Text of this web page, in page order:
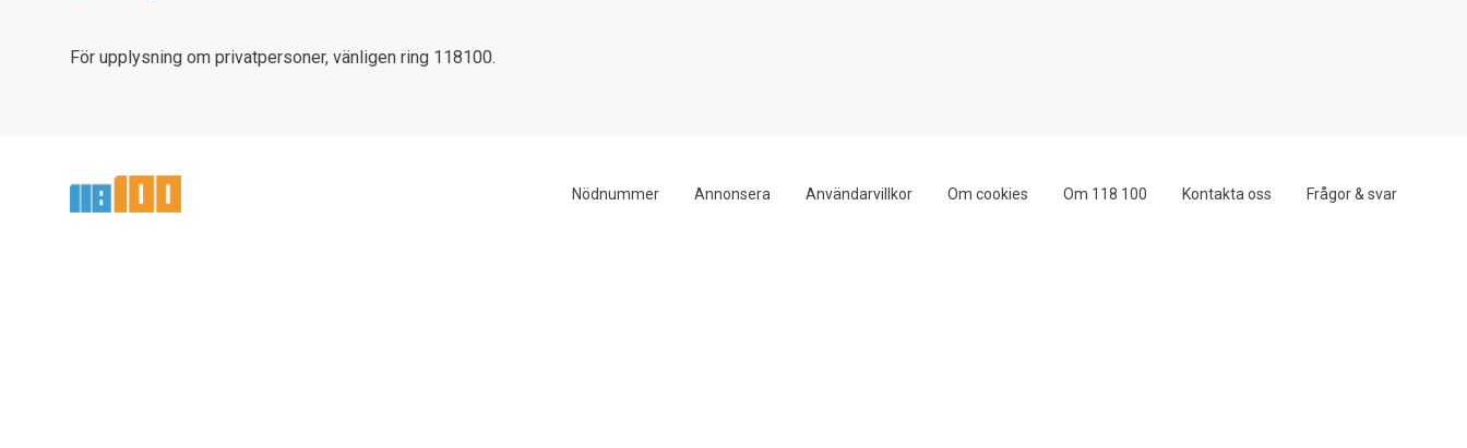
För upplysning om privatpersoner, vänligen ring 118100.
Nödnummer Annonsera Användarvillkor Om cookies Om 118 100 Kontakta oss Frågor & svar